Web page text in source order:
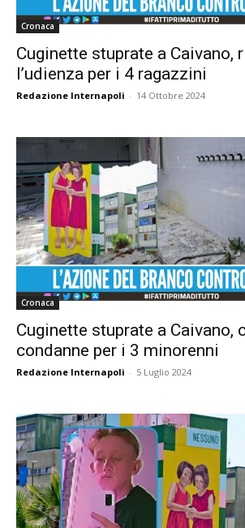
Cronaca
Cuginette stuprate a Caivano,
l’udienza per i 4 ragazzini
Redazione Internapoli - 14 Ottobre 2024
Cronaca
Cuginette stuprate a Caivano,
condanne per i 3 minorenni
Redazione Internapoli - 5 Luglio 2024